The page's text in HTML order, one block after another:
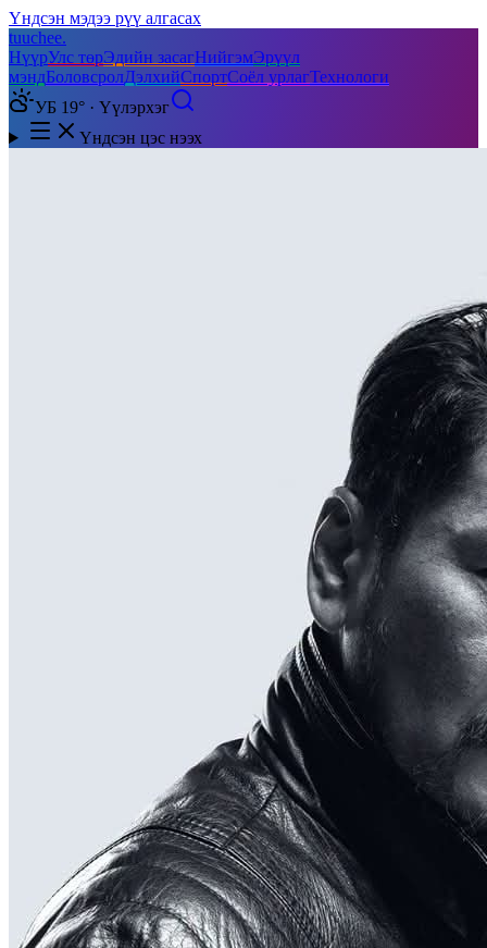
Үндсэн мэдээ рүү алгасах
tuuchee.
НүүрУлс төрЭдийн засагНийгэмЭрүүл
мэндБоловсролДэлхийСпортСоёл урлагТехнологи
УБ 19° · Үүлэрхэг
Үндсэн цэс нээх